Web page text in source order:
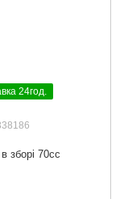
24год.
зборі 70cc